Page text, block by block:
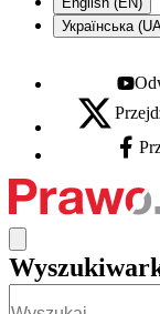
Українська
X - otwiera się